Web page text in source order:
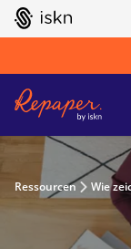
GO TO ISKN
Ressourcen Wie